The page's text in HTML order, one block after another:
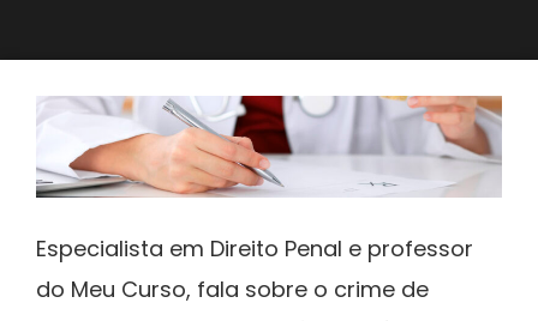
Especialista em Direito Penal e professor
do Meu Curso, fala sobre o crime de